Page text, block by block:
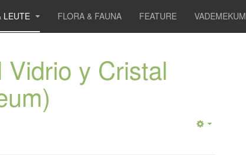
LEUTE FLORA & FAUNA FEATURE VADEMEKUM
Vidrio y Cristal